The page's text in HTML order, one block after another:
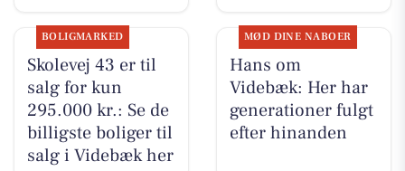
BOLIGMARKED
Skolevej 43 er til
salg for kun
295.000 kr.: Se de
billigste boliger til
salg i Videbæk her
MØD DINE NABOER
Hans om
Videbæk: Her har
generationer fulgt
efter hinanden